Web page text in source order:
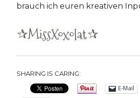
brauch ich euren kreativen
SHARING IS CARING:
E-Mail